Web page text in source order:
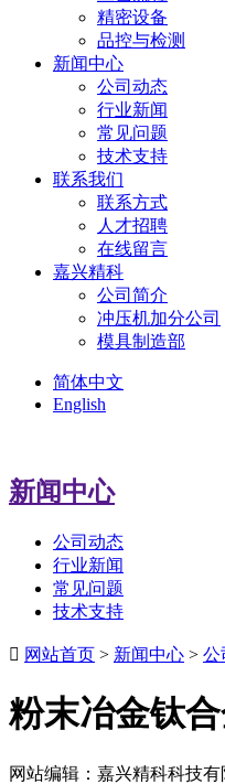
精密设备
品控与检测
新闻中心
公司动态
行业新闻
常见问题
技术支持
联系我们
联系方式
人才招聘
在线留言
嘉兴精科
公司简介
冲压机加分公司
模具制造部
简体中文
English
新闻中心
公司动态
行业新闻
常见问题
技术支持
 网站首页 > 新闻中心 > 公
粉末冶金钛
网站编辑：嘉兴精科科技